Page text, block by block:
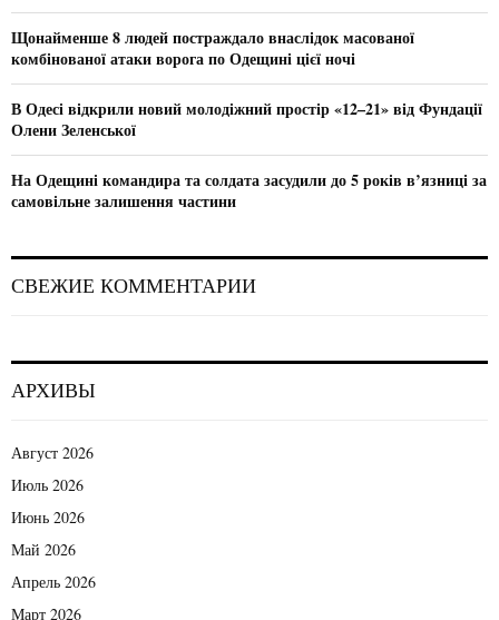
Щонайменше 8 людей постраждало внаслідок масованої
комбінованої атаки ворога по Одещині цієї ночі
В Одесі відкрили новий молодіжний простір «12–21» від Фундації
Олени Зеленської
На Одещині командира та солдата засудили до 5 років в’язниці за
самовільне залишення частини
СВЕЖИЕ КОММЕНТАРИИ
АРХИВЫ
Август 2026
Июль 2026
Июнь 2026
Май 2026
Апрель 2026
Март 2026